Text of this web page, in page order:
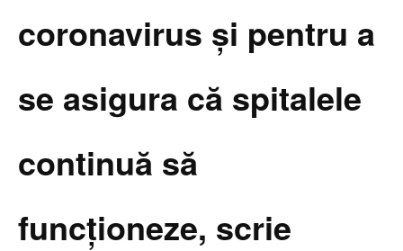
coronavirus şi pentru a
se asigura că spitalele
continuă să
funcţioneze, scrie